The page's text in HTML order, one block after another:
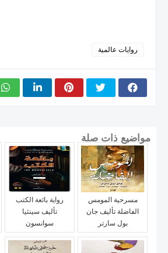
روايات عالمية
مواضيع ذات صلة
مسرحية المومس
الفاضلة تأليف جان
بول سارتر
رواية بائعة الكتب
تأليف سينثيا
سوانسون